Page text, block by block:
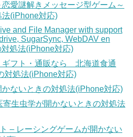
愛謎解きメッセージ型ゲーム～
(iPhone対応)
and File Manager with support
SugarSync, WebDAV en
処法(iPhone対応)
ギフト・通販なら 北海道食通
対処法(iPhone対応)
ないときの対処法(iPhone対応)
寄生虫学が開かないときの対処法
– レーシングゲームが開かない